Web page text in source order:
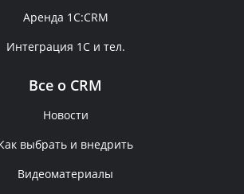
Аренда 1C:CRM
Интеграция 1С и тел.
Все о CRM
Новости
выбрать и внедрить
Видеоматериалы